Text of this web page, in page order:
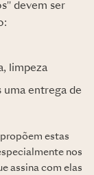
devem ser
limpeza
uma entrega de
estas
nos
assina com elas